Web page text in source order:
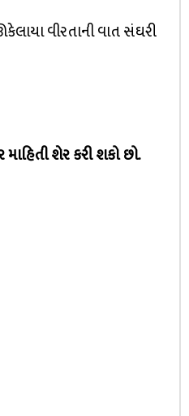
વીરતાની વાત સંઘરી
શેર કરી શકો છો.